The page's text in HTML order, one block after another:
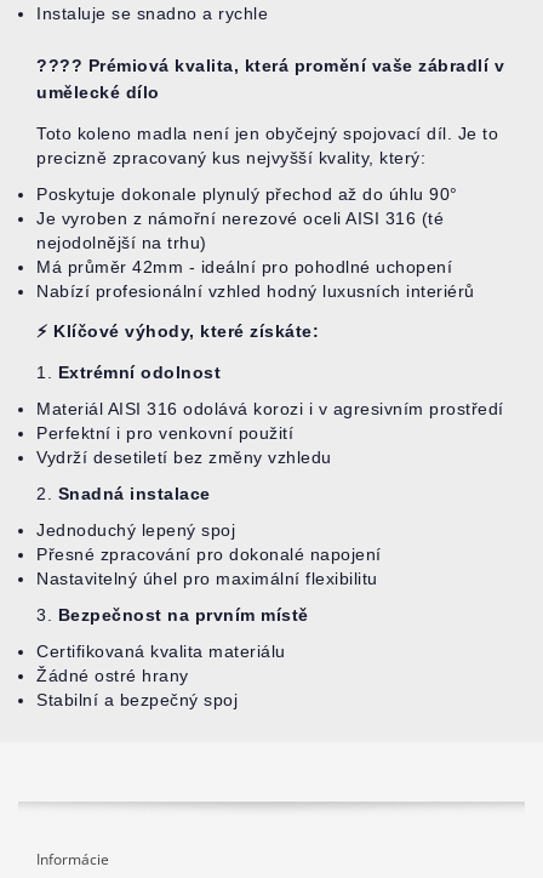
Instaluje se snadno a rychle
???? Prémiová kvalita, která promění vaše zábradlí v
umělecké dílo
Toto koleno madla není jen obyčejný spojovací díl. Je to
precizně zpracovaný kus nejvyšší kvality, který:
Poskytuje dokonale plynulý přechod až do úhlu 90°
Je vyroben z námořní nerezové oceli AISI 316 (té
nejodolnější na trhu)
Má průměr 42mm - ideální pro pohodlné uchopení
Nabízí profesionální vzhled hodný luxusních interiérů
⚡ Klíčové výhody, které získáte:
1. Extrémní odolnost
Materiál AISI 316 odolává korozi i v agresivním prostředí
Perfektní i pro venkovní použití
Vydrží desetiletí bez změny vzhledu
2. Snadná instalace
Jednoduchý lepený spoj
Přesné zpracování pro dokonalé napojení
Nastavitelný úhel pro maximální flexibilitu
3. Bezpečnost na prvním místě
Certifikovaná kvalita materiálu
Žádné ostré hrany
Stabilní a bezpečný spoj
Informácie